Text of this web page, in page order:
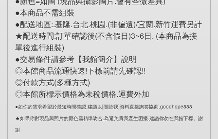
●本商品不需組裝
★配送時間:訂單確認後(不含假日)3~6日. (本商品為接
單後進行組裝)
●交易條件請參考【我館簡介】說明
◎本館商品流通快速!下標前請先確認!!
◎付款方式(多種方式)
◎本館所標示價格為未稅價格.運費外加
●如你的需求希望於最短時間確認.建議以[關於我]資料直接詢答協商.goodhope888
★如果你對現品與照片的顏色需精準吻合.為避免貴我產生困擾.建議你勿在我館下標。謝
謝